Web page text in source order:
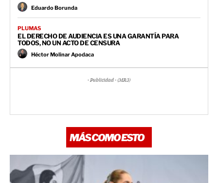
Eduardo Borunda
PLUMAS
EL DERECHO DE AUDIENCIA ES UNA GARANTÍA PARA
TODOS, NO UN ACTO DE CENSURA
Héctor Molinar Apodaca
- Publicidad - (MR3)
MÁS COMO ESTO